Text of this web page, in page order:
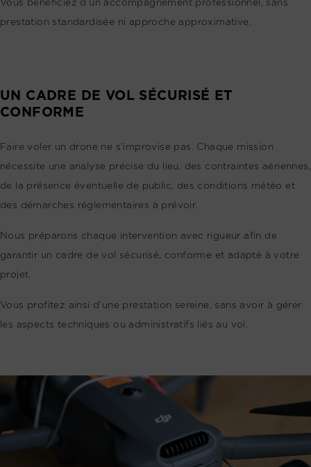
prestation standardisée ni approche approximative.
UN CADRE DE VOL SÉCURISÉ ET
CONFORME
Faire voler un drone ne s’improvise pas. Chaque mission
nécessite une analyse précise du lieu, des contraintes aériennes,
de la présence éventuelle de public, des conditions météo et
des démarches réglementaires à prévoir.
Nous préparons chaque intervention avec rigueur afin de
garantir un cadre de vol sécurisé, conforme et adapté à votre
projet.
Vous profitez ainsi d’une prestation sereine, sans avoir à gérer
les aspects techniques ou administratifs liés au vol.